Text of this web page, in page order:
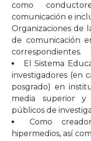
como
comunicación e
Organizaciones de
de comunicación
correspondientes.
El Sistema
investigadores (en
posgrado) en
media superior y
públicos de
Como
hipermedios, así